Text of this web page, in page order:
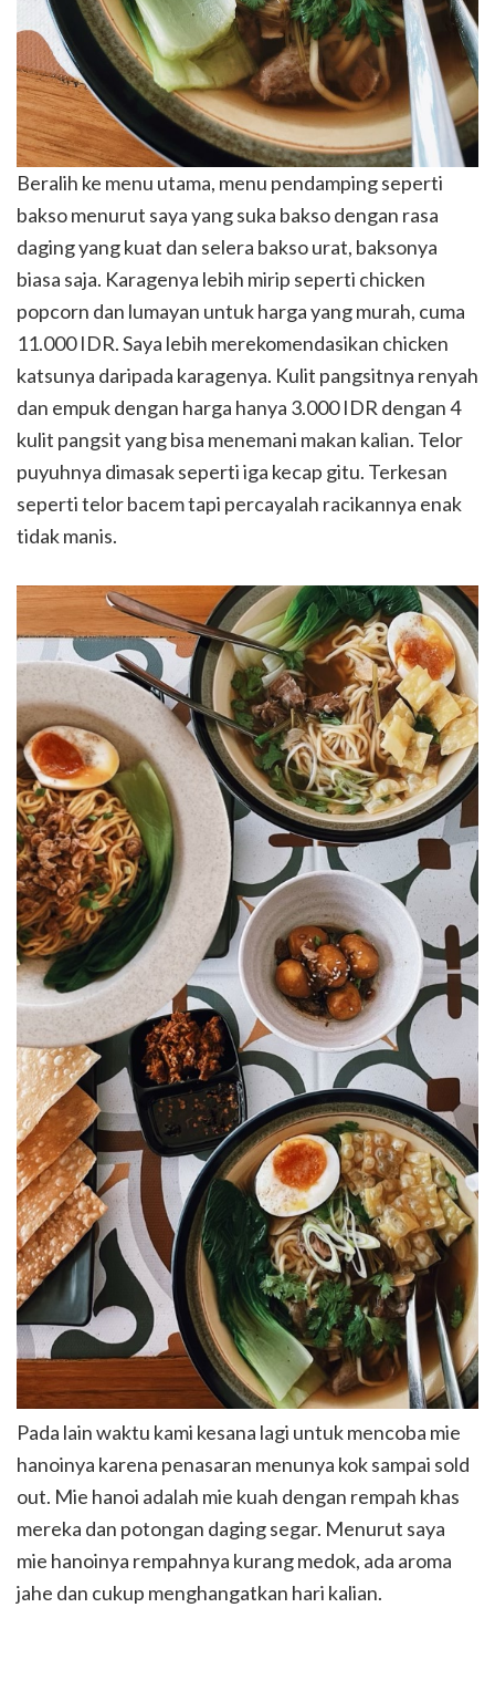
Beralih ke menu utama, menu pendamping seperti
bakso menurut saya yang suka bakso dengan rasa
daging yang kuat dan selera bakso urat, baksonya
biasa saja. Karagenya lebih mirip seperti chicken
popcorn dan lumayan untuk harga yang murah, cuma
11.000 IDR. Saya lebih merekomendasikan chicken
katsunya daripada karagenya. Kulit pangsitnya renyah
dan empuk dengan harga hanya 3.000 IDR dengan 4
kulit pangsit yang bisa menemani makan kalian. Telor
puyuhnya dimasak seperti iga kecap gitu. Terkesan
seperti telor bacem tapi percayalah racikannya enak
tidak manis.
Pada lain waktu kami kesana lagi untuk mencoba mie
hanoinya karena penasaran menunya kok sampai sold
out. Mie hanoi adalah mie kuah dengan rempah khas
mereka dan potongan daging segar. Menurut saya
mie hanoinya rempahnya kurang medok, ada aroma
jahe dan cukup menghangatkan hari kalian.